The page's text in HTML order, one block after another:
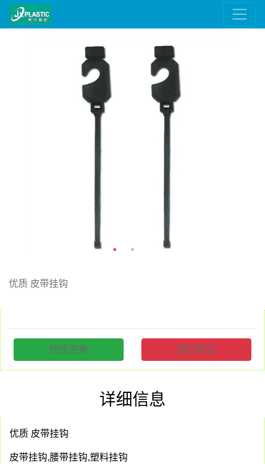
优质 皮带挂钩
短信咨询 拨打电话
详细信息
优质 皮带挂钩
皮带挂钩,腰带挂钩,塑料挂钩